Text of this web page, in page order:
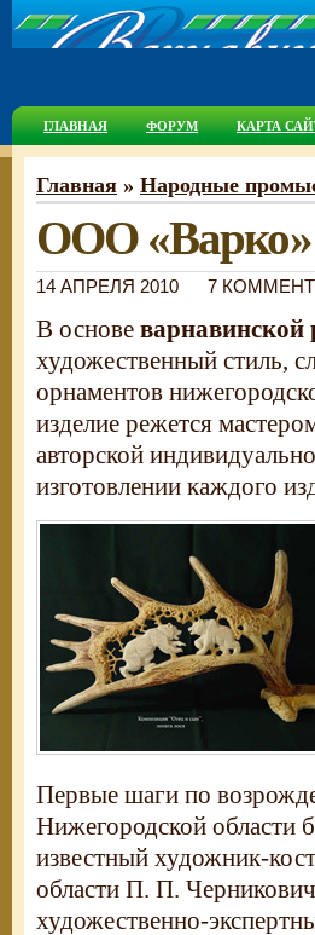
ГЛАВНАЯ ФОРУМ КАРТА
Главная » Народные
ООО «Варко»
14 АПРЕЛЯ 2010 7
В основе варнавинской
художественный стиль,
орнаментов
изделие режется
авторской
изготовлении каждого
Первые шаги по
Нижегородской области
известный художник-
области П. П.
художественно-